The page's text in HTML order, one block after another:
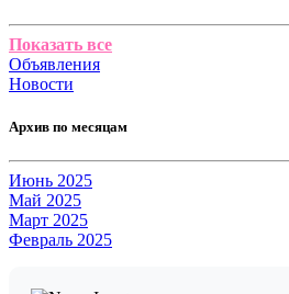
Показать все
Объявления
Новости
Архив по месяцам
Июнь 2025
Май 2025
Март 2025
Февраль 2025